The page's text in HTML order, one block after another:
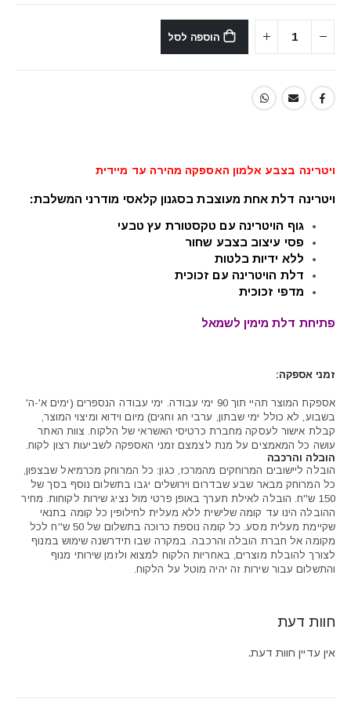
הוספה לסל
ויטרינה בצבע אלמון האספקה מהירה עד מיידית
ויטרינה דלת אחת מעוצבת בסגנון קלאסי מודרני המשלבת:
גוף הויטרינה עם טקסטורת עץ טבעי
פסי עיצוב בצבע שחור
ללא ידיות בלטות
דלת הויטרינה עם זכוכית
מדפי זכוכית
פתיחת דלת מימין לשמאל
זמני אספקה:
אספקת המוצר תהיי תוך 90 ימי עבודה. ימי עבודה הנספרים (ימים א'-ה'
בשבוע, לא כולל ימי שבתון, ערבי חג וחגים) מיום וידוא ומיצוי המוצר,
קבלת אישור לעסקה מחברת כרטיסי האשראי של הלקוח. צוות האתר
עושה כל המאמצים על מנת לצמצם זמני האספקה לשביעות רצון לקוח.
הובלה והרכבה
הובלה ליישובים המרוחקים מהמרכז, כגון: כל המרוחק מכרמיאל שבצפון,
כל המרוחק מבאר שבע שבדרום וירושלים יגבו בתשלום נוסף בסך של
150 ש''ח. הובלה לאילת תערך באופן פרטי מול נציג שירות לקוחות. מחיר
ההובלה הינו עד קומה שלישית ללא מעלית לחילופין כל קומה בתנאי
שקיימת מעלית מסע. כל קומה נוספת כרוכה בתשלום של 50 ש''ח לכל
מקומה אל חברת הובלה והרכבה. במקרה שבו תידרשנה שימוש במנוף
לצורך להובלת מוצרים, באחריות הלקוח למצוא ולזמן שירותי מנוף
והתשלום עבור שירות זה יהיה מוטל על הלקוח.
חוות דעת
אין עדיין חוות דעת.